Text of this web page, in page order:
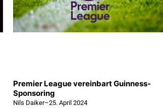
Premier League vereinbart Guinness-
Sponsoring
Nils Daiker–25. April 2024